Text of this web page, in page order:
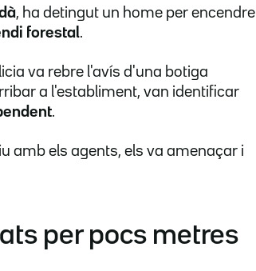
, ha detingut un home per encendre
forestal.
va rebre l'avís d'una botiga
a l'establiment, van identificar
.
amb els agents, els va amenaçar i
per pocs metres